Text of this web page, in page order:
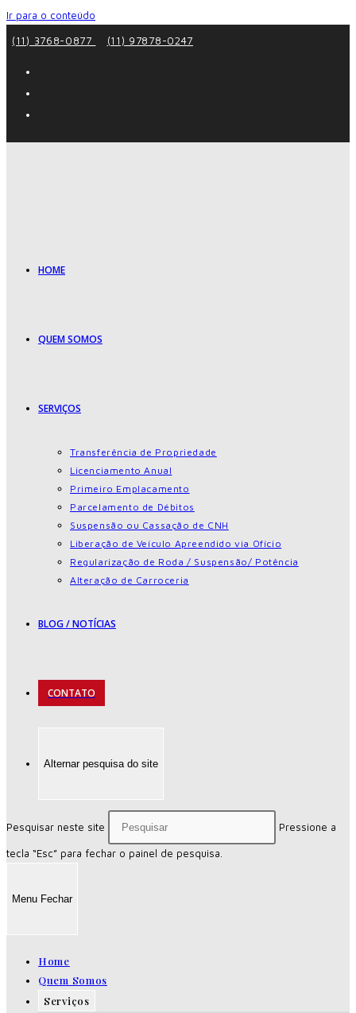
Ir para o conteúdo
(11) 3768-0877
(11) 97878-0247
HOME
QUEM SOMOS
SERVIÇOS
Transferência de Propriedade
Licenciamento Anual
Primeiro Emplacamento
Parcelamento de Débitos
Suspensão ou Cassação de CNH
Liberação de Veículo Apreendido via Ofício
Regularização de Roda / Suspensão/ Potência
Alteração de Carroceria
BLOG / NOTÍCIAS
CONTATO
Alternar pesquisa do site
Pesquisar neste site Pressione a
tecla “Esc” para fechar o painel de pesquisa.
Menu Fechar
Home
Quem Somos
Serviços